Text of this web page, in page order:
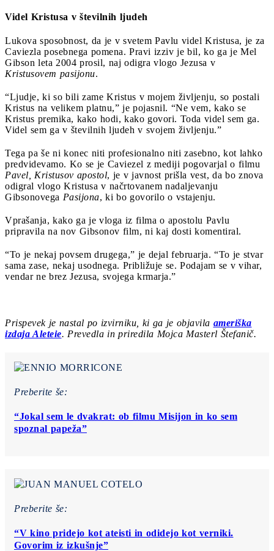
Videl Kristusa v številnih ljudeh
Lukova sposobnost, da je v svetem Pavlu videl Kristusa, je za
Caviezla posebnega pomena. Pravi izziv je bil, ko ga je Mel
Gibson leta 2004 prosil, naj odigra vlogo Jezusa v
Kristusovem pasijonu.
“Ljudje, ki so bili zame Kristus v mojem življenju, so postali
Kristus na velikem platnu,” je pojasnil. “Ne vem, kako se
Kristus premika, kako hodi, kako govori. Toda videl sem ga.
Videl sem ga v številnih ljudeh v svojem življenju.”
Tega pa še ni konec niti profesionalno niti zasebno, kot lahko
predvidevamo. Ko se je Caviezel z mediji pogovarjal o filmu
Pavel, Kristusov apostol, je v javnost prišla vest, da bo znova
odigral vlogo Kristusa v načrtovanem nadaljevanju
Gibsonovega Pasijona, ki bo govorilo o vstajenju.
Vprašanja, kako ga je vloga iz filma o apostolu Pavlu
pripravila na nov Gibsonov film, ni kaj dosti komentiral.
“To je nekaj povsem drugega,” je dejal februarja. “To je stvar
sama zase, nekaj usodnega. Približuje se. Podajam se v vihar,
vendar ne brez Jezusa, svojega krmarja.”
Prispevek je nastal po izvirniku, ki ga je objavila ameriška
izdaja Aleteie. Prevedla in priredila Mojca Masterl Štefanič.
Preberite še:
“Jokal sem le dvakrat: ob filmu Misijon in ko sem
spoznal papeža”
Preberite še:
“V kino pridejo kot ateisti in odidejo kot verniki.
Govorim iz izkušnje”